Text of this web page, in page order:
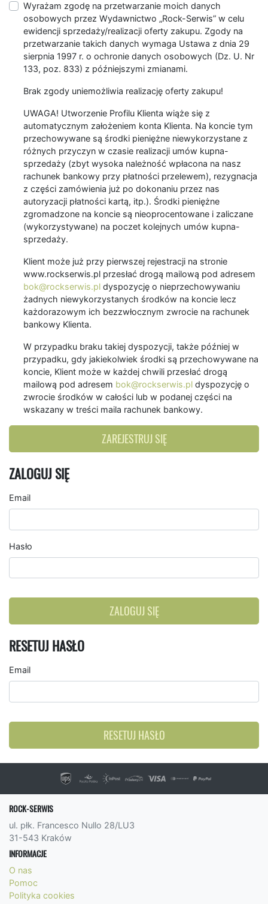
Wyrażam zgodę na przetwarzanie moich danych
osobowych przez Wydawnictwo „Rock-Serwis” w celu
ewidencji sprzedaży/realizacji oferty zakupu. Zgody na
przetwarzanie takich danych wymaga Ustawa z dnia 29
sierpnia 1997 r. o ochronie danych osobowych (Dz. U. Nr
133, poz. 833) z późniejszymi zmianami.
Brak zgody uniemożliwia realizację oferty zakupu!
UWAGA! Utworzenie Profilu Klienta wiąże się z
automatycznym założeniem konta Klienta. Na koncie tym
przechowywane są środki pieniężne niewykorzystane z
różnych przyczyn w czasie realizacji umów kupna-
sprzedaży (zbyt wysoka należność wpłacona na nasz
rachunek bankowy przy płatności przelewem), rezygnacja
z części zamówienia już po dokonaniu przez nas
autoryzacji płatności kartą, itp.). Środki pieniężne
zgromadzone na koncie są nieoprocentowane i zaliczane
(wykorzystywane) na poczet kolejnych umów kupna-
sprzedaży.
Klient może już przy pierwszej rejestracji na stronie
www.rockserwis.pl przesłać drogą mailową pod adresem
bok@rockserwis.pl dyspozycję o nieprzechowywaniu
żadnych niewykorzystanych środków na koncie lecz
każdorazowym ich bezzwłocznym zwrocie na rachunek
bankowy Klienta.
W przypadku braku takiej dyspozycji, także później w
przypadku, gdy jakiekolwiek środki są przechowywane na
koncie, Klient może w każdej chwili przesłać drogą
mailową pod adresem bok@rockserwis.pl dyspozycję o
zwrocie środków w całości lub w podanej części na
wskazany w treści maila rachunek bankowy.
ZAREJESTRUJ SIĘ
ZALOGUJ SIĘ
Email
Hasło
ZALOGUJ SIĘ
RESETUJ HASŁO
Email
RESETUJ HASŁO
ROCK-SERWIS
ul. płk. Francesco Nullo 28/LU3
31-543 Kraków
INFORMACJE
O nas
Pomoc
Polityka cookies